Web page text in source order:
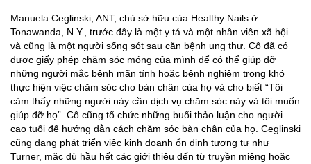
Manuela Ceglinski, ANT, chủ sở hữu của Healthy Nails ở
Tonawanda, N.Y., trước đây là một y tá và một nhân viên xã hội
và cũng là một người sống sót sau căn bệnh ung thư. Cô đã có
được giấy phép chăm sóc móng của mình để có thể giúp đỡ
những người mắc bệnh mãn tính hoặc bệnh nghiêm trọng khó
thực hiện việc chăm sóc cho bàn chân của họ và cho biết “Tôi
cảm thấy những người này cần dịch vụ chăm sóc này và tôi muốn
giúp đỡ họ”. Cô cũng tổ chức những buổi thảo luận cho người
cao tuổi để hướng dẫn cách chăm sóc bàn chân của họ. Ceglinski
cũng đang phát triển việc kinh doanh ổn định tương tự như
Turner, mặc dù hầu hết các giới thiệu đến từ truyền miệng hoặc